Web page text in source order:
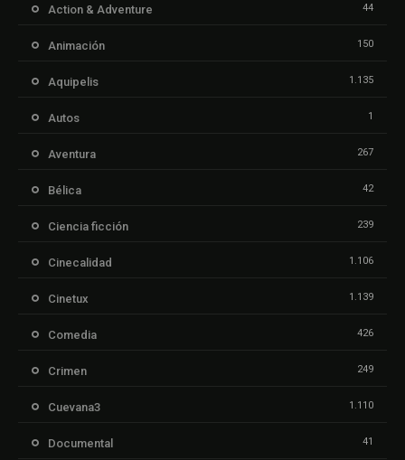
Action & Adventure 44
Animación 150
Aquipelis 1.135
Autos 1
Aventura 267
Bélica 42
Ciencia ficción 239
Cinecalidad 1.106
Cinetux 1.139
Comedia 426
Crimen 249
Cuevana3 1.110
Documental 41